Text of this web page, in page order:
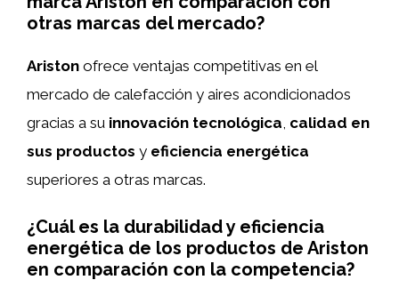
otras marcas del mercado?
Ariston ofrece ventajas competitivas en el
mercado de calefacción y aires acondicionados
gracias a su innovación tecnológica calidad en
sus productos y eficiencia energética
superiores a otras marcas.
¿Cuál es la durabilidad y eficiencia
energética de los productos de Ariston
en comparación con la competencia?